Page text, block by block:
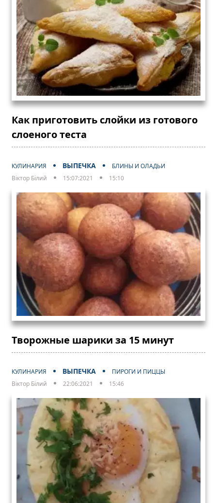
Как приготовить слойки из готового
слоеного теста
КУЛИНАРИЯ ВЫПЕЧКА
БЛИНЫ И ОЛАДЬИ
Віктор Білий
15:07:2021 15:10
Творожные шарики за 15 минут
КУЛИНАРИЯ ВЫПЕЧКА
ПИРОГИ И ПИЦЦЫ
Віктор Білий
22:06:2021 15:46